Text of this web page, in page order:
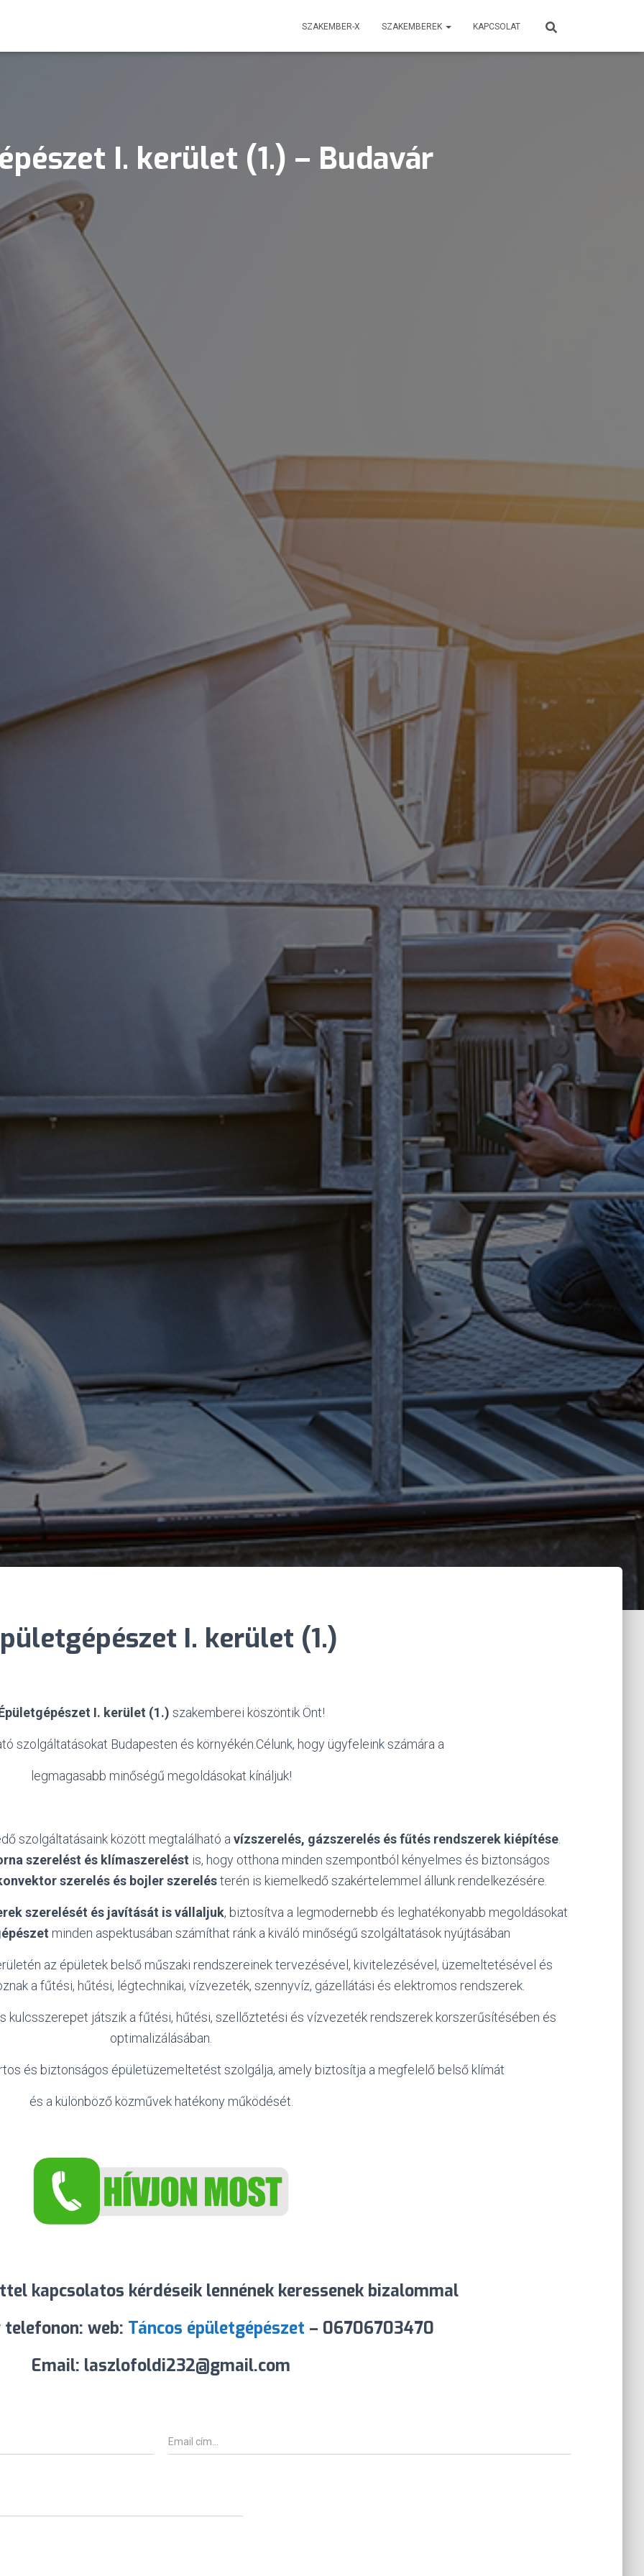
SZAKEMBER-X SZAKEMBEREK KAPCSOLAT
I. kerület (1.) – Budavár
I. kerület (1.)
I. kerület (1.) szakemberei köszöntik Önt!
szolgáltatásokat Budapesten és környékén.Célunk, hogy ügyfeleink számára a
legmagasabb minőségű megoldásokat kínáljuk!
szolgáltatásaink között megtalálható a vízszerelés, gázszerelés és fűtés rendszerek kiépítése
szerelést és klímaszerelést is, hogy otthona minden szempontból kényelmes és biztonságos
szerelés és bojler szerelésterén is kiemelkedő szakértelemmel állunk rendelkezésére.
szerelését és javítását is vállaljuk, biztosítva a legmodernebb és leghatékonyabb megoldásokat
minden aspektusában számíthat ránk a kiváló minőségű szolgáltatások nyújtásában
az épületek belső műszaki rendszereinek tervezésével, kivitelezésével, üzemeltetésével és
a fűtési, hűtési, légtechnikai, vízvezeték, szennyvíz, gázellátási és elektromos rendszerek.
kulcsszerepet játszik a fűtési, hűtési, szellőztetési és vízvezeték rendszerek korszerűsítésében és
optimalizálásában.
és biztonságos épületüzemeltetést szolgálja, amely biztosítja a megfelelő belső klímát
és a különböző közművek hatékony működését.
kapcsolatos kérdéseik lennének keressenek bizalommal
web: Táncos épületgépészet – 06706703470
Email: laszlofoldi232@gmail.com
E
m